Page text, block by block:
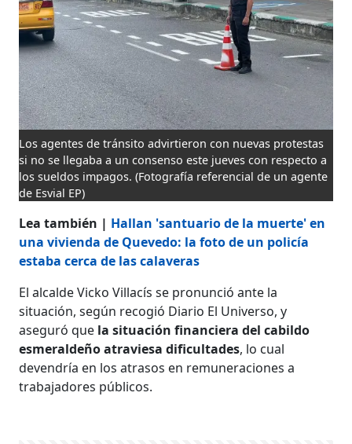
Los agentes de tránsito advirtieron con nuevas protestas
si no se llegaba a un consenso este jueves con respecto a
los sueldos impagos. (Fotografía referencial de un agente
de Esvial EP)
Lea también | Hallan 'santuario de la muerte' en
una vivienda de Quevedo: la foto de un policía
estaba cerca de las calaveras
El alcalde Vicko Villacís se pronunció ante la
situación, según recogió Diario El Universo, y
aseguró que la situación financiera del cabildo
esmeraldeño atraviesa dificultades, lo cual
devendría en los atrasos en remuneraciones a
trabajadores públicos.